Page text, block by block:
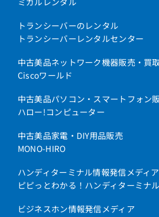
トランシーバーのレンタル
トランシーバーレンタルセンター
中古美品ネットワーク機器販売・買取
Ciscoワールド
中古美品パソコン・スマートフォン
ハロー!コンピューター
中古美品家電・DIY用品販売
MONO-HIRO
ハンディターミナル情報発信メディア
ピピっとわかる！ハンディターミナ
ビジネスホン情報発信メディア